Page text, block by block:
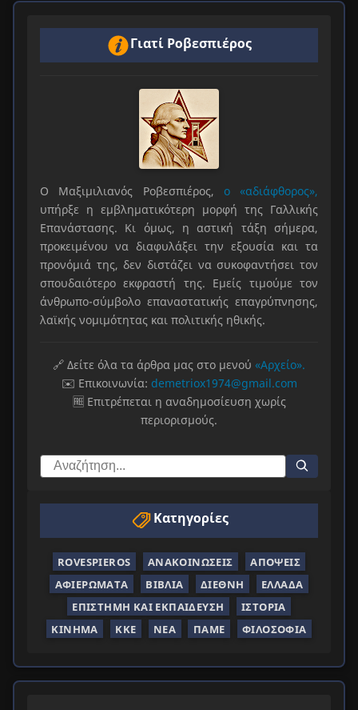
Γιατί Ροβεσπιέρος
Ο Μαξιμιλιανός Ροβεσπιέρος, ο «αδιάφθορος»,
υπήρξε η εμβληματικότερη μορφή της Γαλλικής
Επανάστασης. Κι όμως, η αστική τάξη σήμερα,
προκειμένου να διαφυλάξει την εξουσία και τα
προνόμιά της, δεν διστάζει να συκοφαντήσει τον
σπουδαιότερο εκφραστή της. Εμείς τιμούμε τον
άνθρωπο-σύμβολο επαναστατικής επαγρύπνησης,
λαϊκής νομιμότητας και πολιτικής ηθικής.
🔗 Δείτε όλα τα άρθρα μας στο μενού «Αρχείο».
✉️ Επικοινωνία: demetriox1974@gmail.com
🆓 Επιτρέπεται η αναδημοσίευση χωρίς
περιορισμούς.
Κατηγορίες
ROVESPIEROS ΑΝΑΚΟΙΝΏΣΕΙΣ
ΑΠΌΨΕΙΣ
ΑΦΙΕΡΏΜΑΤΑ
ΒΙΒΛΊΑ ΔΙΕΘΝΉ
ΕΛΛΆΔΑ
ΕΠΙΣΤΉΜΗ ΚΑΙ ΕΚΠΑΊΔΕΥΣΗ
ΙΣΤΟΡΊΑ
ΚΊΝΗΜΑ
ΚΚΕ ΝΈΑ ΠΑΜΕ ΦΙΛΟΣΟΦΊΑ